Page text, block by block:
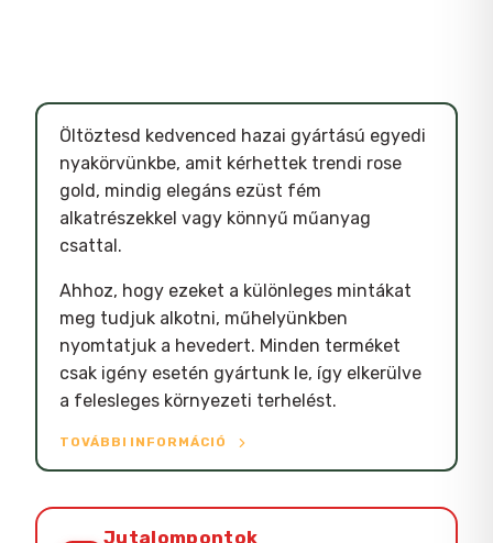
Öltöztesd kedvenced hazai gyártású egyedi
nyakörvünkbe, amit kérhettek trendi rose
gold, mindig elegáns ezüst fém
alkatrészekkel vagy könnyű műanyag
csattal.
Ahhoz, hogy ezeket a különleges mintákat
meg tudjuk alkotni, műhelyünkben
nyomtatjuk a hevedert. Minden terméket
csak igény esetén gyártunk le, így elkerülve
a felesleges környezeti terhelést.
TOVÁBBI INFORMÁCIÓ
Jutalompontok